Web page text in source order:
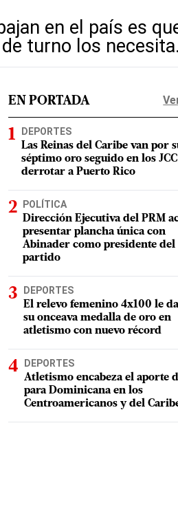
en el país es
turno los necesita.
EN PORTADA
DEPORTES
Las Reinas del Caribe van por
séptimo oro seguido en los
derrotar a Puerto Rico
POLÍTICA
Dirección Ejecutiva del PRM
presentar plancha única con
Abinader como presidente del
partido
DEPORTES
El relevo femenino 4x100 le
su onceava medalla de oro en
atletismo con nuevo récord
DEPORTES
Atletismo encabeza el aporte
para Dominicana en los
Centroamericanos y del